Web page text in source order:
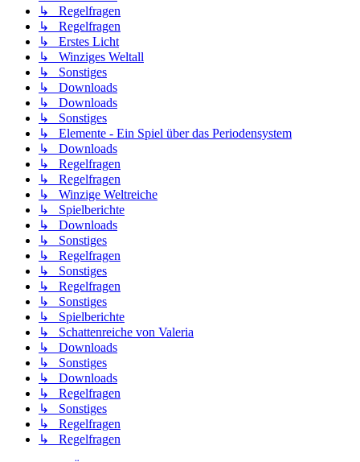
↳ Regelfragen
↳ Regelfragen
↳ Erstes Licht
↳ Winziges Weltall
↳ Sonstiges
↳ Downloads
↳ Downloads
↳ Sonstiges
↳ Elemente - Ein Spiel über das Periodensystem
↳ Downloads
↳ Regelfragen
↳ Regelfragen
↳ Winzige Weltreiche
↳ Spielberichte
↳ Downloads
↳ Sonstiges
↳ Regelfragen
↳ Sonstiges
↳ Regelfragen
↳ Sonstiges
↳ Spielberichte
↳ Schattenreiche von Valeria
↳ Downloads
↳ Sonstiges
↳ Downloads
↳ Regelfragen
↳ Sonstiges
↳ Regelfragen
↳ Regelfragen